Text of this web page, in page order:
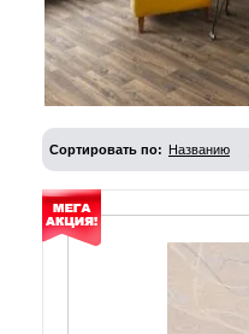
Сортировать по: Названию